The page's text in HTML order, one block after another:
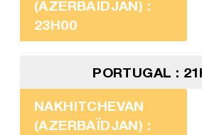
(AZERBAÏDJAN) :
23H00
PORTUGAL :
NAKHITCHEVAN
(AZERBAÏDJAN) :